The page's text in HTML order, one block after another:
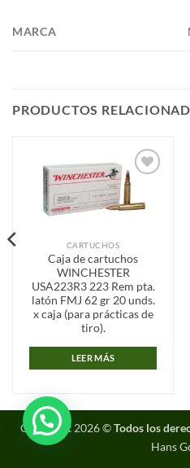
MARCA
PRODUCTOS
Añadir
lista de
CARTUCHOS
Caja de cartuchos
WINCHESTER
USA223R3 223 Rem pta.
latón FMJ 62 gr 20 unds.
x caja (para prácticas de
tiro).
LEER MÁS
Copyright 2026 ©Todos los
Hans